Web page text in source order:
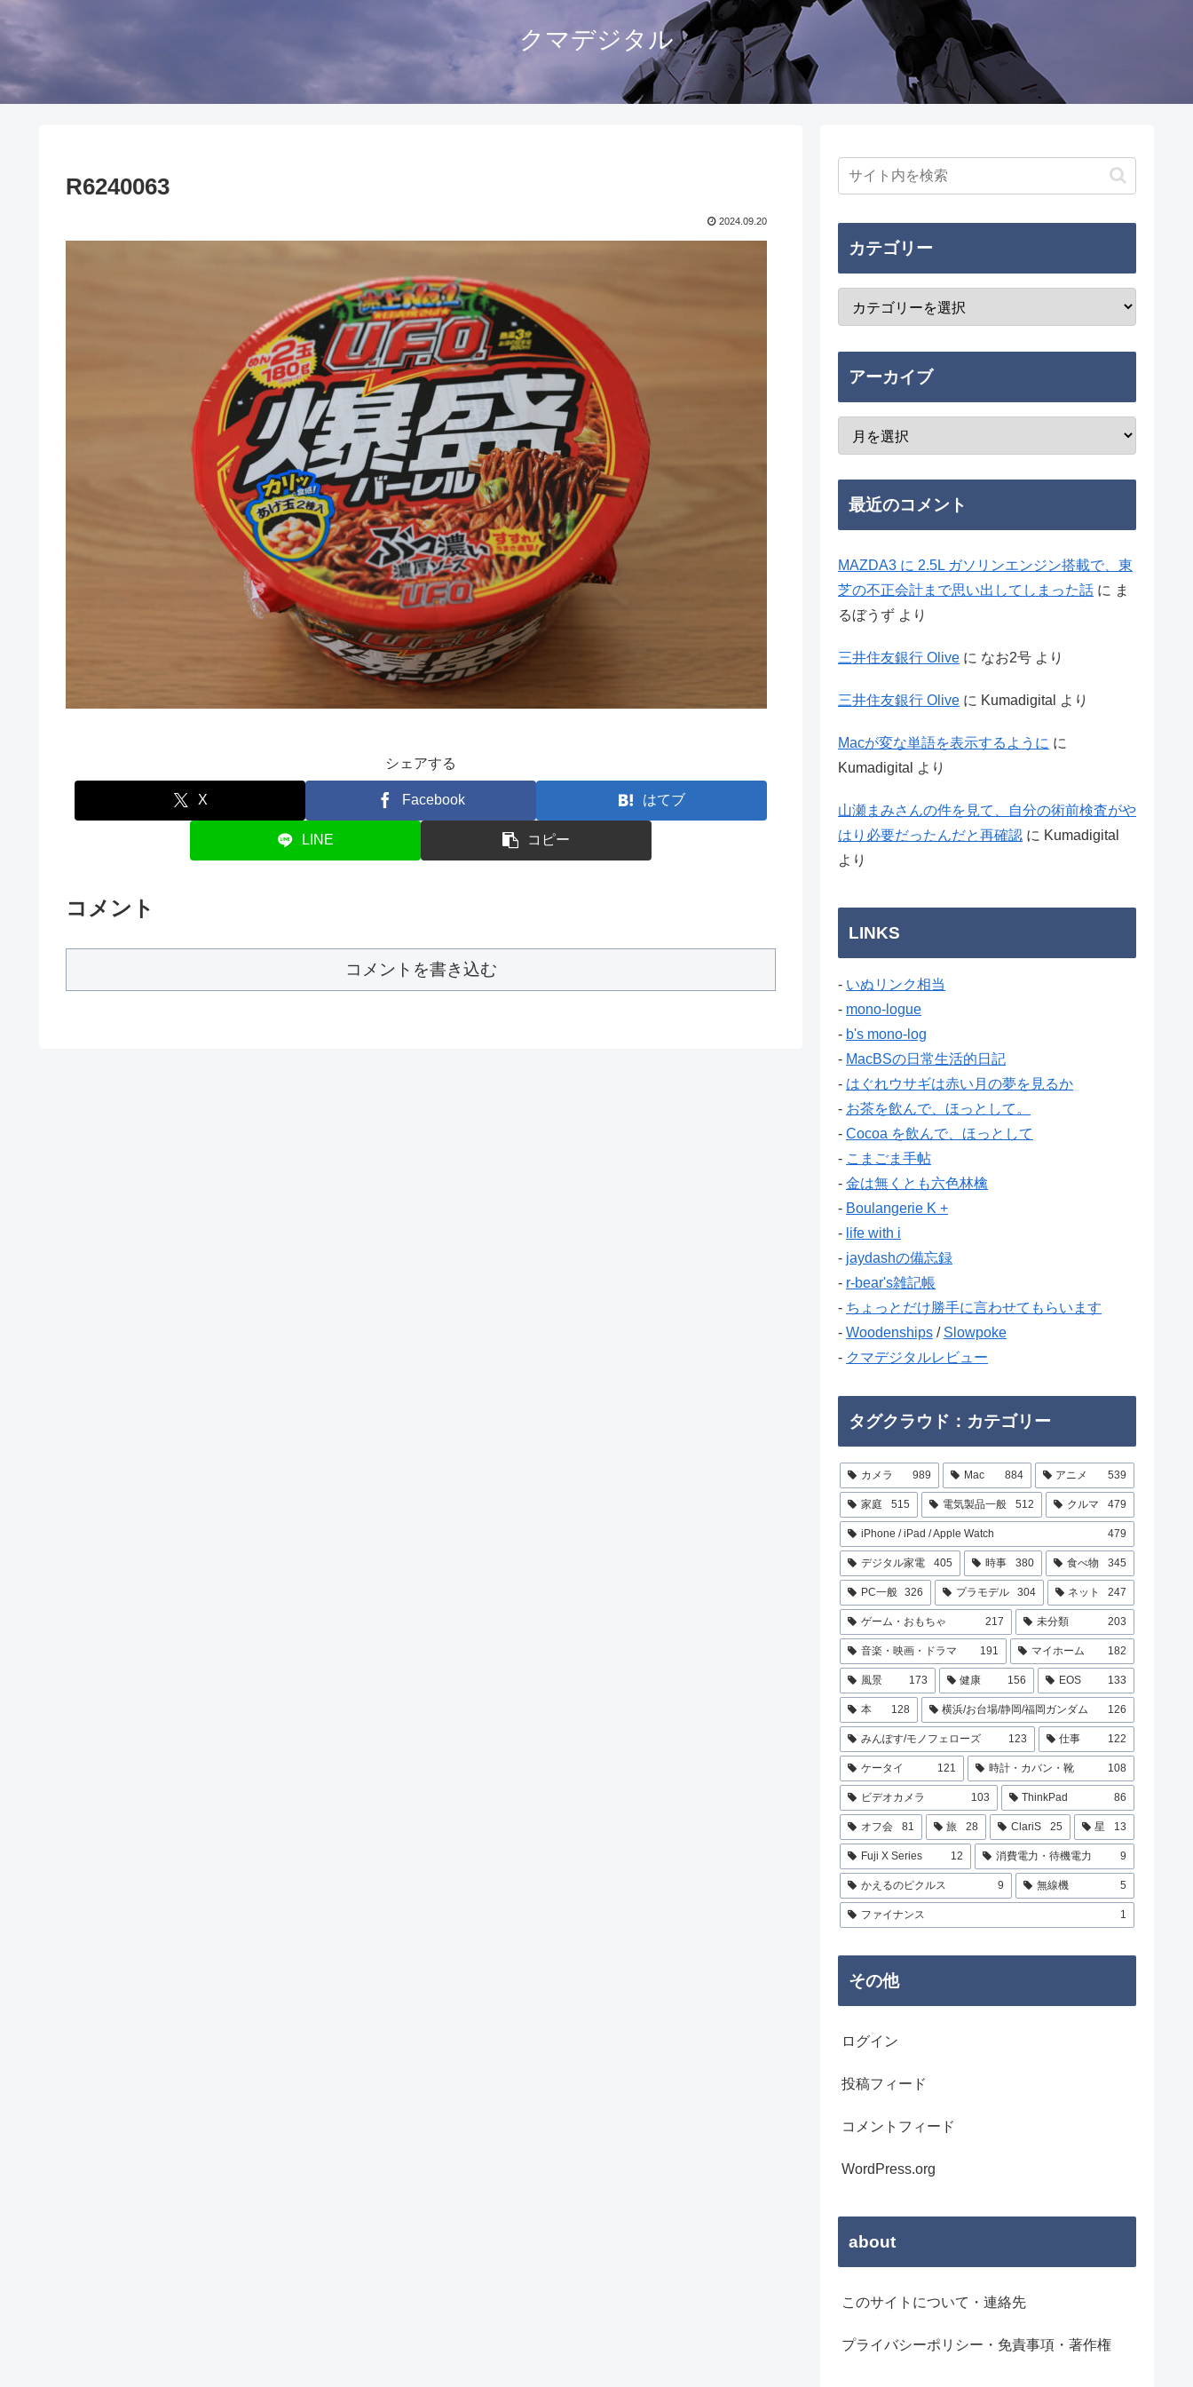
クマデジタル
R6240063
2024.09.20
シェアする
X Facebook はてブ
LINE コピー
コメント
コメントを書き込む
カテゴリー
アーカイブ
最近のコメント
MAZDA3 に 2.5L ガソリンエンジン搭載で、東
芝の不正会計まで思い出してしまった話 に ま
るぼうず より
三井住友銀行 Olive に なお2号 より
三井住友銀行 Olive に Kumadigital より
Macが変な単語を表示するように に
Kumadigital
より
山瀬まみさんの件を見て、自分の術前検査がや
はり必要だったんだと再確認 に Kumadigital
より
LINKS
- いぬリンク相当
- mono-logue
- b's mono-log
- MacBSの日常生活的日記
- はぐれウサギは赤い月の夢を見るか
- お茶を飲んで、ほっとして。
- Cocoa を飲んで、ほっとして
- こまごま手帖
- 金は無くとも六色林檎
- Boulangerie K +
- life with i
- jaydashの備忘録
- r-bear's雑記帳
- ちょっとだけ勝手に言わせてもらいます
- Woodenships / Slowpoke
- クマデジタルレビュー
タグクラウド：カテゴリー
カメラ 989 Mac 884 アニメ 539
家庭 515 電気製品一般 512 クルマ 479
iPhone / iPad / Apple Watch 479
デジタル家電 405 時事 380 食べ物 345
PC一般 326 プラモデル 304 ネット 247
ゲーム・おもちゃ 217 未分類 203
音楽・映画・ドラマ 191 マイホーム 182
風景 173 健康 156 EOS 133
本 128 横浜/お台場/静岡/福岡ガンダム 126
みんぽす/モノフェローズ 123 仕事 122
ケータイ 121 時計・カバン・靴 108
ビデオカメラ 103 ThinkPad 86
オフ会 81 旅 28 ClariS 25 星 13
Fuji X Series 12 消費電力・待機電力 9
かえるのピクルス 9 無線機 5
ファイナンス 1
その他
ログイン
投稿フィード
コメントフィード
WordPress.org
about
このサイトについて・連絡先
プライバシーポリシー・免責事項・著作権